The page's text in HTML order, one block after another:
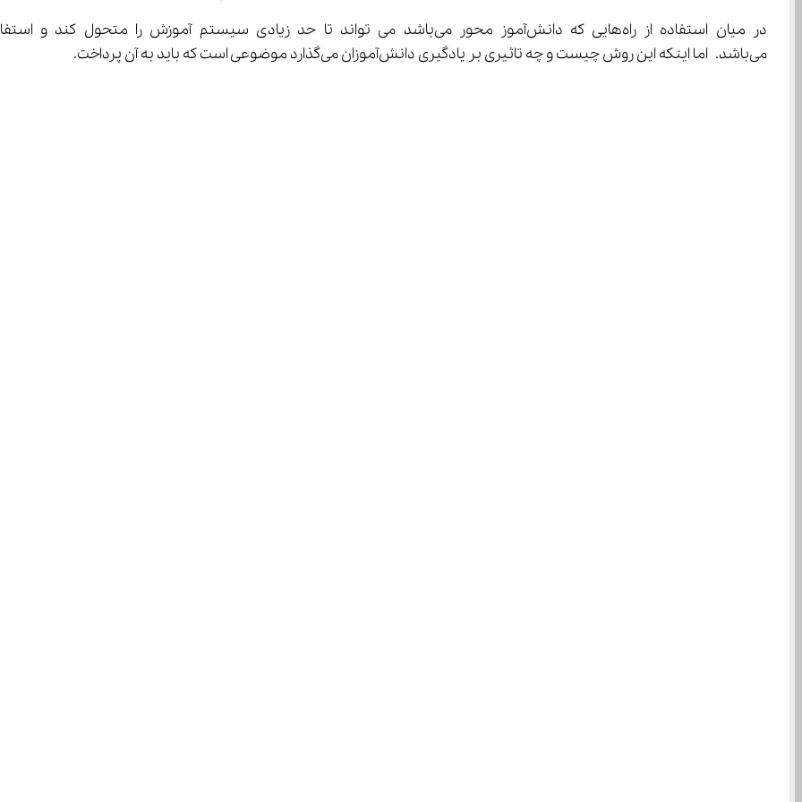
می‌باشد. اما اینکه این روش چیست و چه تاثیری بر یادگیری دانش‌آموزان می‌گذارد موضوعی است که باید به آن پرداخت.